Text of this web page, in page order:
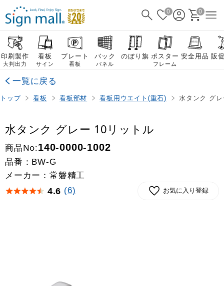
0 0
印刷製作
大判出力
看板
サイン
プレート
看板
バック
パネル
のぼり旗 ポスター
フレーム
安全用品 販
一覧に戻る
トップ 看板 看板部材 看板用ウエイト(重石) 水タンク グ
水タンク グレー 10リットル
商品No:140-0000-1002
品番： BW-G
メーカー：常磐精工
4.6 (6) お気に入り登録